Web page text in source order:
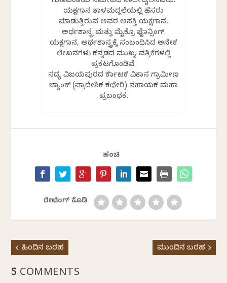
ಯಕ್ಷಗಾನ ತಾಳಮದ್ದಲೆಯಲ್ಲಿ ಹೆಸರು
ಮಾಡುತ್ತಿರುವ ಅವರ ಆಸಕ್ತಿ ಯಕ್ಷಗಾನ,
ಅರ್ಥಶಾಸ್ತ್ರ ಮತ್ತು ಮೈಕ್ರೊ ಫೈನಾನ್ಸಿಂಗ್.
ಯಕ್ಷಗಾನ, ಅರ್ಥಶಾಸ್ತ್ರಕ್ಕೆ ಸಂಬಂಧಿಸಿದ ಅನೇಕ
ಲೇಖನಗಳು ಕನ್ನಡದ ಮುಖ್ಯ ಪತ್ರಿಕೆಗಳಲ್ಲಿ
ಪ್ರಕಟಗೊಂಡಿವೆ.
ಸದ್ಯ ವಿಜಯಪುರದ ಕರ್ನಾಟಕ ವಿಕಾಸ ಗ್ರಾಮೀಣ
ಬ್ಯಾಂಕ್ (ಪ್ರಾದೇಶಿಕ ಕಛೇರಿ) ಸಹಾಯಕ ಮಹಾ
ಪ್ರಬಂಧಕ.
ಹಂಚಿ
ರೇಟಿಂಗ್ ಕೊಡಿ
ಹಿಂದಿನ ಬರಹ ಮುಂದಿನ ಬರಹ
5 COMMENTS